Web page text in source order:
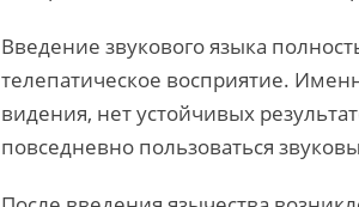
Введение звукового языка
телепатическое восприятие.
видения, нет устойчивых
повседневно пользоваться